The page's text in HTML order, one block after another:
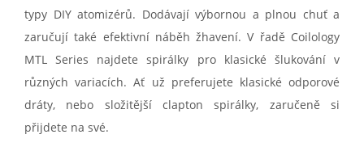
typy DIY atomizérů. Dodávají výbornou a plnou chuť a
zaručují také efektivní náběh žhavení. V řadě Coilology
MTL Series najdete spirálky pro klasické šlukování v
různých variacích. Ať už preferujete klasické odporové
dráty, nebo složitější clapton spirálky, zaručeně si
přijdete na své.